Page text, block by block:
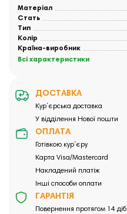
Матеріал
Стать
Тип
Колір
Країна-виробник
Всі характеристики
ДОСТАВКА
Кур`єрська доставка
У відділення Нової пошти
ОПЛАТА
Готівкою кур`єру
Карта Visa/Mastercard
Накладений платіж
Інші способи оплати
ГАРАНТІЯ
Повернення протягом 14 діб